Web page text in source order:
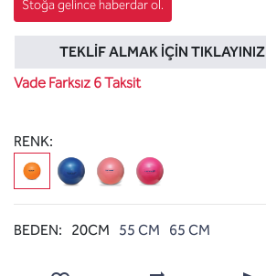
TEKLIF ALMAK İÇIN TIKLAYINIZ
Vade Farksız 6 Taksit
RENK:
BEDEN: 20CM 55 CM 65 CM